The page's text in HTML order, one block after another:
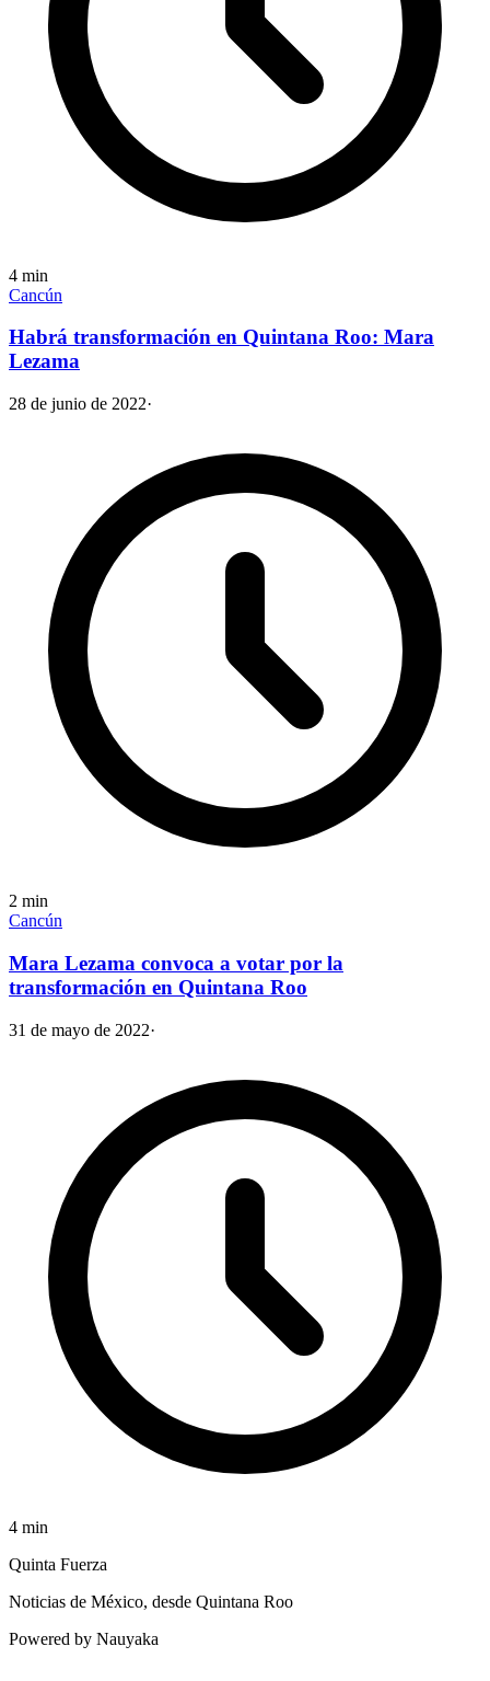
4 min
Cancún
Habrá transformación en Quintana Roo: Mara
Lezama
28 de junio de 2022·
2 min
Cancún
Mara Lezama convoca a votar por la
transformación en Quintana Roo
31 de mayo de 2022·
4 min
Quinta Fuerza
Noticias de México, desde Quintana Roo
Powered by Nauyaka